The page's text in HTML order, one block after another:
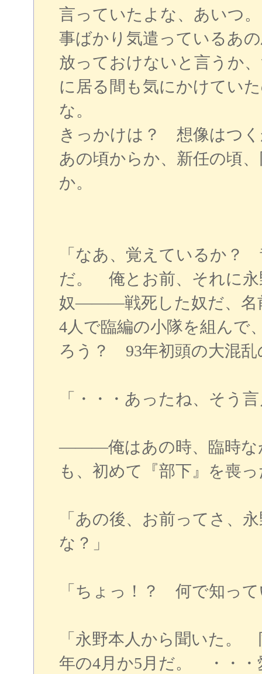
言っていたよな、あいつ
事ばかり気遣っているあ
放っておけないと言うか
に居る間も気にかけてい
な。
きっかけは？ 想像はつ
あの頃からか、新任の頃
か。
「なあ、覚えているか？
だ。 俺とお前、それに永
奴―――戦死した奴だ、名
4人で臨編の小隊を組んで
ろう？ 93年初頭の大混乱
「・・・あったね、そう
―――俺はあの時、臨時な
も、初めて『部下』を喪
「あの後、お前ってさ、
な？」
「ちょっ！？ 何で知っ
「永野本人から聞いた
年の4月か5月だ。 ・・・